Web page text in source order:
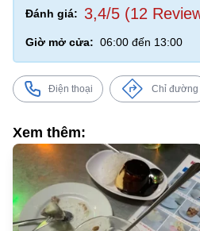
Đánh giá: 3,4/5 (12
Giờ mở cửa: 06:00 đến 13:00
Điện thoại Chỉ đường
Xem thêm: